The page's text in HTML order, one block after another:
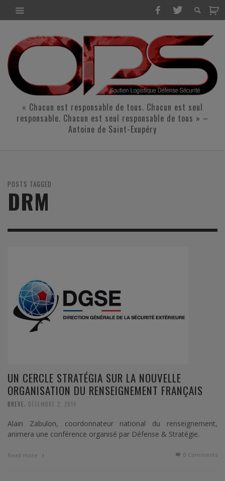
« Chacun est responsable de tous. Chacun est seul
responsable. Chacun est seul responsable de tous » –
Antoine de Saint-Exupéry
POSTS TAGGED
DRM
UN CERCLE STRATÉGIA SUR LA NOUVELLE
ORGANISATION DU RENSEIGNEMENT FRANÇAIS
BREVE DÉCEMBRE 2, 2014
Alain Zabulon, coordonnateur national du renseignement,
animera une conférence organisé par Défense & Stratégie.
Read more 0 Comments